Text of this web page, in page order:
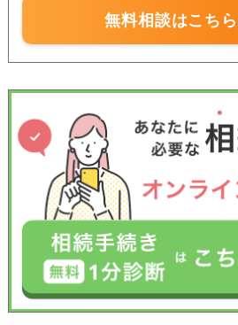
無料相談はこち